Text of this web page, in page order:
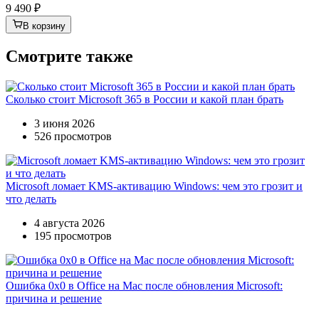
9 490 ₽
В корзину
Смотрите также
Сколько стоит Microsoft 365 в России и какой план брать
3 июня 2026
526 просмотров
Microsoft ломает KMS-активацию Windows: чем это грозит и
что делать
4 августа 2026
195 просмотров
Ошибка 0x0 в Office на Mac после обновления Microsoft:
причина и решение